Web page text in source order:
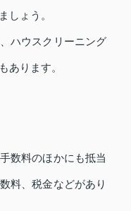
しょう。
ハウスクリーニング
あります。
数料のほかにも抵当
料、税金などがあり